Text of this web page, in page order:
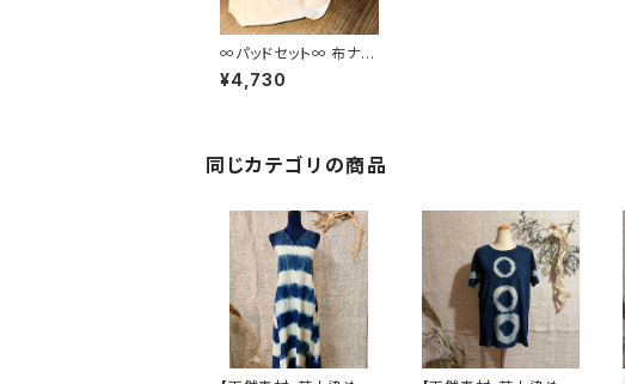
∞パッドセット∞ 布ナプ
キン ナチュラル
¥4,730
同じカテゴリの商品